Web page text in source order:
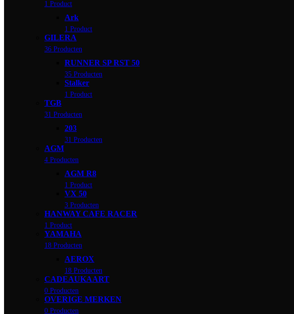
1 Product
Ark
1 Product
GILERA
36 Producten
RUNNER SP RST 50
35 Producten
Stalker
1 Product
TGB
31 Producten
203
31 Producten
AGM
4 Producten
AGM R8
1 Product
VX 50
3 Producten
HANWAY CAFE RACER
1 Product
YAMAHA
18 Producten
AEROX
18 Producten
CADEAUKAART
0 Producten
OVERIGE MERKEN
0 Producten